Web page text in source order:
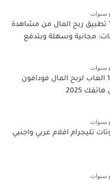
11 تطبيق ربح المال من مشاهدة
مجانية وسهلة وبتدفع
10 العاب لربح المال فودافون
2025
تليجرام افلام عربي واجنبي